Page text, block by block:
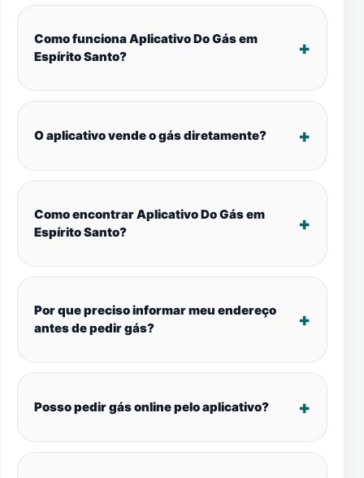
Como funciona Aplicativo Do Gás em
Espírito Santo?
O aplicativo vende o gás diretamente?
Como encontrar Aplicativo Do Gás em
Espírito Santo?
Por que preciso informar meu endereço
antes de pedir gás?
Posso pedir gás online pelo aplicativo?